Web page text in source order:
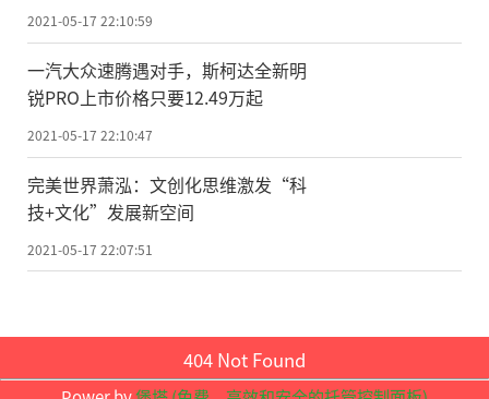
《细胞研究》影响因子超过20。这意味着，
中国人的研究正在通过这些期刊为国际所知
晓，中国科学家在相关领域也获得了更多的
话语权。
集全球智慧为我所用
科技期刊的重要作用还体现在自主设置
议题，引领国际学术研究方向，从而为解决
科技期刊作为一个交流平台，它能对科学未
来的发展发挥很好的引导、指路作用，能形
2021-05-17 22:10:59
一汽大众速腾遇对手，斯柯达全新明
锐PRO上市价格只要12.49万起
2021-05-17 22:10:47
完美世界萧泓：文创化思维激发“科
技+文化”发展新空间
2021-05-17 22:07:51
404 Not Found